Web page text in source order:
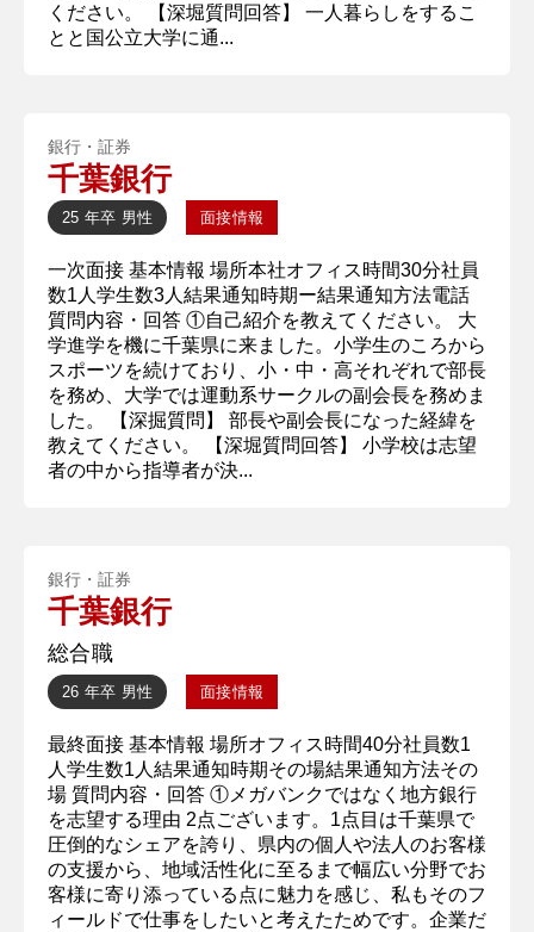
ください。 【深堀質問回答】 一人暮らしをするこ
とと国公立大学に通...
銀行・証券
千葉銀行
25 年卒 男性 面接情報
一次面接 基本情報 場所本社オフィス時間30分社員
数1人学生数3人結果通知時期ー結果通知方法電話
質問内容・回答 ①自己紹介を教えてください。 大
学進学を機に千葉県に来ました。小学生のころから
スポーツを続けており、小・中・高それぞれで部長
を務め、大学では運動系サークルの副会長を務めま
した。 【深掘質問】 部長や副会長になった経緯を
教えてください。 【深堀質問回答】 小学校は志望
者の中から指導者が決...
銀行・証券
千葉銀行
総合職
26 年卒 男性 面接情報
最終面接 基本情報 場所オフィス時間40分社員数1
人学生数1人結果通知時期その場結果通知方法その
場 質問内容・回答 ①メガバンクではなく地方銀行
を志望する理由 2点ございます。1点目は千葉県で
圧倒的なシェアを誇り、県内の個人や法人のお客様
の支援から、地域活性化に至るまで幅広い分野でお
客様に寄り添っている点に魅力を感じ、私もそのフ
ィールドで仕事をしたいと考えたためです。企業だ